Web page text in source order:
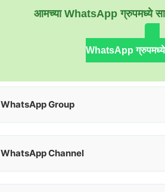
आमच्या WhatsApp ग्रुपमध्ये
WhatsApp
WhatsApp Group
WhatsApp Channel